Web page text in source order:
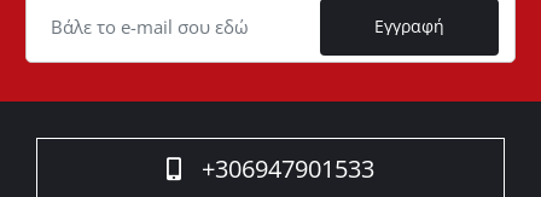
Cookie
Εγγραφή
+306947901533